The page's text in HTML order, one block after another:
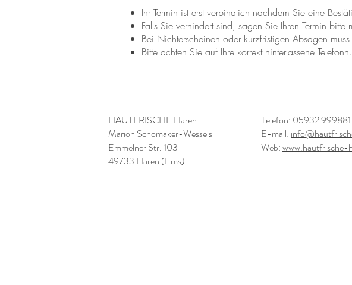
Ihr Termin ist erst verbindlich nachdem Sie eine
Falls Sie verhindert sind, sagen Sie Ihren Termin
Bei Nichterscheinen oder kurzfristigen Absagen
Bitte achten Sie auf Ihre korrekt hinterlassene
HAUTFRISCHE Haren
Marion Schomaker-Wessels
Emmelner Str. 103
49733 Haren (Ems)
Telefon: 05932 999881
E-mail:
Web:www.hautfrische-